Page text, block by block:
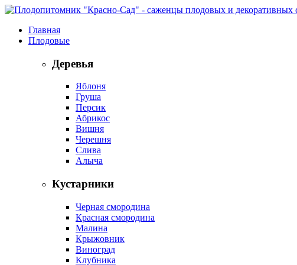
Главная
Плодовые
Деревья
Яблоня
Груша
Персик
Абрикос
Вишня
Черешня
Слива
Алыча
Кустарники
Черная смородина
Красная смородина
Малина
Крыжовник
Виноград
Клубника